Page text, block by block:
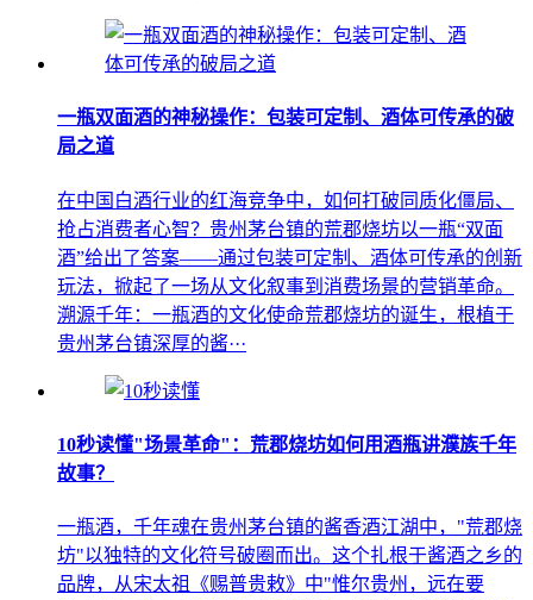
一瓶双面酒的神秘操作：包装可定制、酒体可传承的破
局之道
在中国白酒行业的红海竞争中，如何打破同质化僵局、
抢占消费者心智？贵州茅台镇的荒郡烧坊以一瓶“双面
酒”给出了答案——通过包装可定制、酒体可传承的创新
玩法，掀起了一场从文化叙事到消费场景的营销革命。
溯源千年：一瓶酒的文化使命荒郡烧坊的诞生，根植于
贵州茅台镇深厚的酱···
10秒读懂"场景革命"：荒郡烧坊如何用酒瓶讲濮族千年
故事？
一瓶酒，千年魂在贵州茅台镇的酱香酒江湖中，"荒郡烧
坊"以独特的文化符号破圈而出。这个扎根于酱酒之乡的
品牌，从宋太祖《赐普贵敕》中"惟尔贵州，远在要